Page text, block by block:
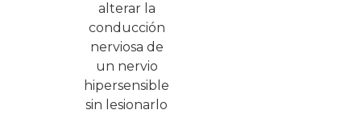
alterar la
conducción
nerviosa de
un nervio
hipersensible
sin lesionarlo